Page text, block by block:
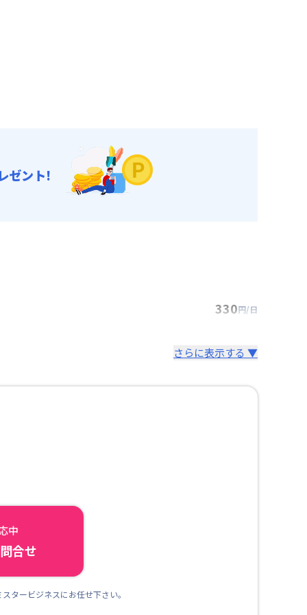
ゼント!
330円/日
さらに表示する ▼
中
合せ
タービジネスにお任せ下さい。